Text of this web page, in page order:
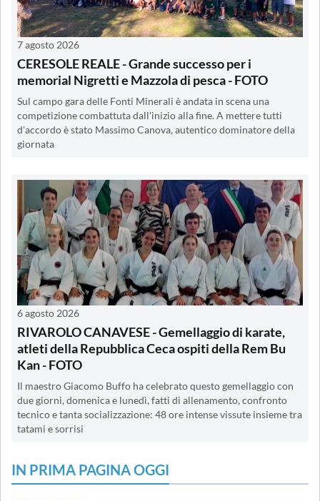
7 agosto 2026
CERESOLE REALE - Grande successo per i
memorial Nigretti e Mazzola di pesca - FOTO
Sul campo gara delle Fonti Minerali è andata in scena una
competizione combattuta dall'inizio alla fine. A mettere tutti
d'accordo è stato Massimo Canova, autentico dominatore della
giornata
6 agosto 2026
RIVAROLO CANAVESE - Gemellaggio di karate,
atleti della Repubblica Ceca ospiti della Rem Bu
Kan - FOTO
Il maestro Giacomo Buffo ha celebrato questo gemellaggio con
due giorni, domenica e lunedì, fatti di allenamento, confronto
tecnico e tanta socializzazione: 48 ore intense vissute insieme tra
tatami e sorrisi
IN PRIMA PAGINA OGGI